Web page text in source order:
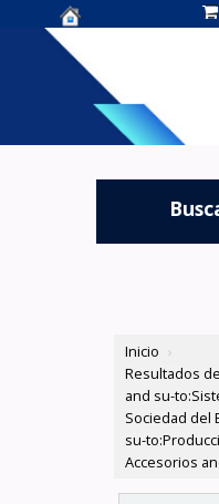
Centro de
OLADE -
Inicio ›
Resultados
and su-
Sociedad del
su-
Accesorios